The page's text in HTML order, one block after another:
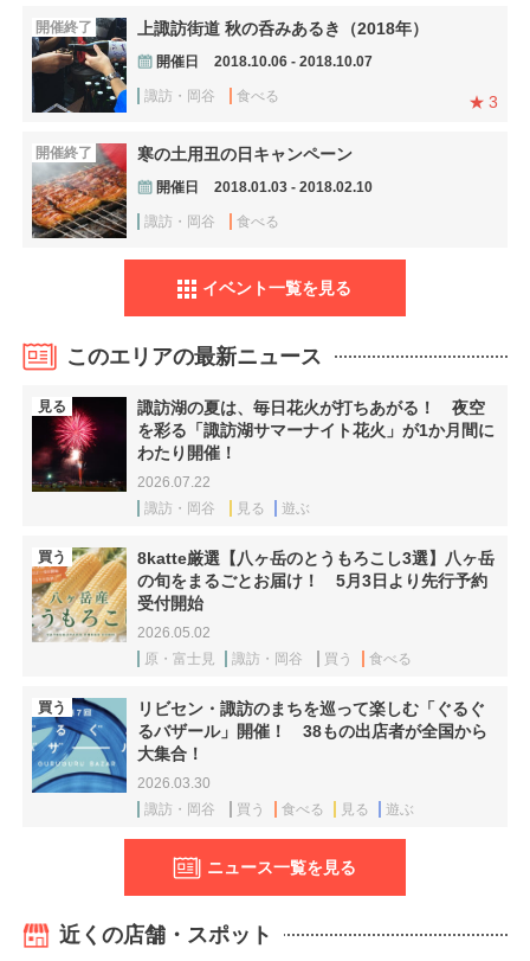
開催終了 上諏訪街道 秋の呑みあるき（2018年）
開催日 2018.10.06 - 2018.10.07
諏訪・岡谷 食べる 3
開催終了 寒の土用丑の日キャンペーン
開催日 2018.01.03 - 2018.02.10
諏訪・岡谷 食べる
イベント一覧を見る
このエリアの最新ニュース
見る
諏訪湖の夏は、毎日花火が打ちあがる！ 夜空
を彩る「諏訪湖サマーナイト花火」が1か月間に
わたり開催！
2026.07.22
諏訪・岡谷
見る 遊ぶ
買う
8katte厳選【八ヶ岳のとうもろこし3選】八ヶ岳
の旬をまるごとお届け！ 5月3日より先行予約
受付開始
2026.05.02
原・富士見
諏訪・岡谷 買う 食べる
買う
リビセン・諏訪のまちを巡って楽しむ「ぐるぐ
るバザール」開催！ 38もの出店者が全国から
大集合！
2026.03.30
諏訪・岡谷
買う 食べる 見る 遊ぶ
ニュース一覧を見る
近くの店舗・スポット